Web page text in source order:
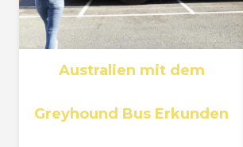
Australien mit dem
Greyhound Bus Erkunden